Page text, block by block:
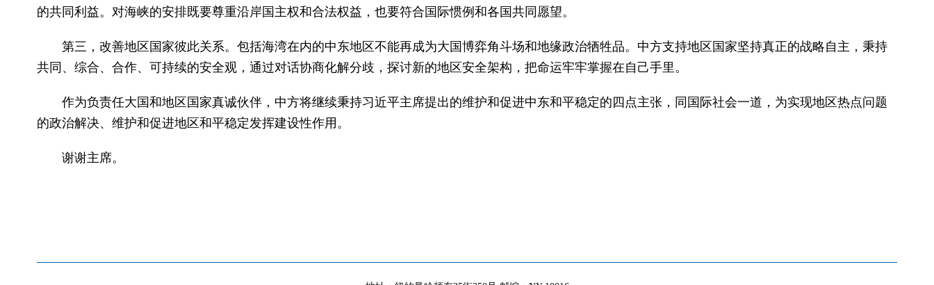
的共同利益。对海峡的安排既要尊重沿岸国主权和合法权益，也要符合国际惯例和各国共同愿望。
第三，改善地区国家彼此关系。包括海湾在内的中东地区不能再成为大国博弈角斗场和地缘政治牺牲品。中方支持地区国家坚持真正的战略自主，秉持
共同、综合、合作、可持续的安全观，通过对话协商化解分歧，探讨新的地区安全架构，把命运牢牢掌握在自己手里。
作为负责任大国和地区国家真诚伙伴，中方将继续秉持习近平主席提出的维护和促进中东和平稳定的四点主张，同国际社会一道，为实现地区热点问题
的政治解决、维护和促进地区和平稳定发挥建设性作用。
谢谢主席。